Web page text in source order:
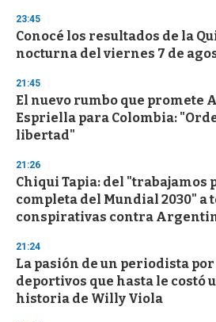
s
e
c
o
d
s
23:45
Conocé los resultados de la
nocturna del viernes 7 de
21:45
El nuevo rumbo que promete
Espriella para Colombia:
libertad"
21:26
Chiqui Tapia: del "trabajamos
completa del Mundial 2030" a
conspirativas contra
21:24
La pasión de un periodista
deportivos que hasta le costó
historia de Willy Viola